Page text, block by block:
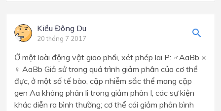
Kiều Đông Du
20 tháng 7 2017
Ở một loài động vật giao phối, xét phép lai P: ♂AaBb ×
♀ AaBb Giả sử trong quá trình giảm phân của cơ thể
đực, ở một số tế bào, cặp nhiễm sắc thể mang cặp
gen Aa không phân li trong giảm phân I, các sự kiện
khác diễn ra bình thường; cơ thể cái giảm phân bình